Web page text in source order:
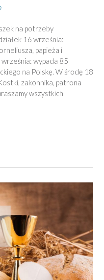
na potrzeby
16 września:
papieża i
wypada 85
na Polskę. W środę 18
zakonnika, patrona
wszystkich